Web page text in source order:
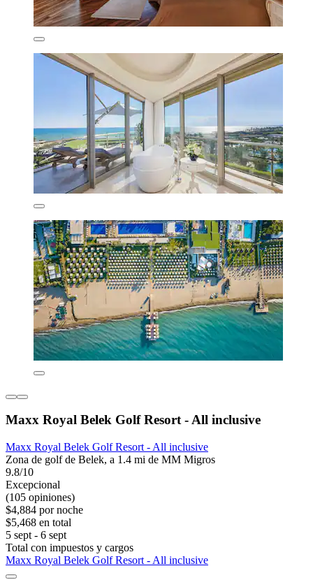
Maxx Royal Belek Golf Resort - All inclusive
Maxx Royal Belek Golf Resort - All inclusive
Zona de golf de Belek, a 1.4 mi de MM Migros
9.8/10
Excepcional
(105 opiniones)
$4,884 por noche
$5,468 en total
5 sept - 6 sept
Total con impuestos y cargos
Maxx Royal Belek Golf Resort - All inclusive